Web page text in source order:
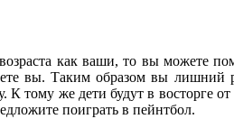
как ваши, то вы можете
вы. Таким образом вы
тому же дети будут в восторге
поиграть в пейнтбол.